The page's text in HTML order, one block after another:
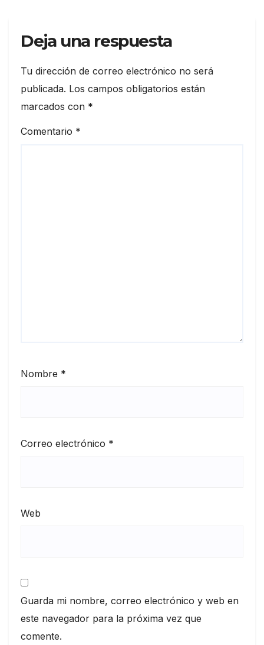
Deja una respuesta
Tu dirección de correo electrónico no será
publicada. Los campos obligatorios están
marcados con *
Comentario *
Nombre *
Correo electrónico *
Web
Guarda mi nombre, correo electrónico y web en
este navegador para la próxima vez que
comente.